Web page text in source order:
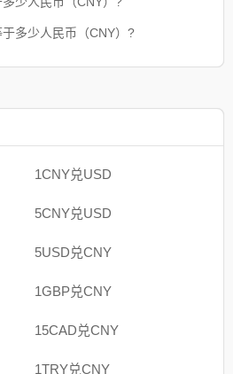
多少人民币（CNY）?
1CNY兑USD
5CNY兑USD
5USD兑CNY
1GBP兑CNY
15CAD兑CNY
1TRY兑CNY